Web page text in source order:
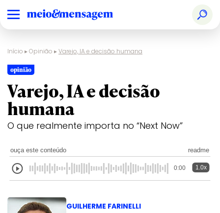
Início ▸Opinião ▸Varejo, IA e decisão humana
opinião
Varejo, IA e decisão
humana
O que realmente importa no “Next Now”
ouça este conteúdo readme
0:00 1.0x
GUILHERME FARINELLI